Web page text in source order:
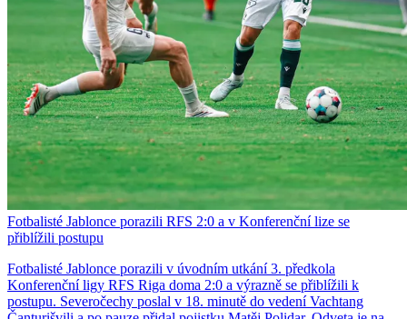
Fotbalisté Jablonce porazili RFS 2:0 a v Konferenční lize se
přiblížili postupu
Fotbalisté Jablonce porazili v úvodním utkání 3. předkola
Konferenční ligy RFS Riga doma 2:0 a výrazně se přiblížili k
postupu. Severočechy poslal v 18. minutě do vedení Vachtang